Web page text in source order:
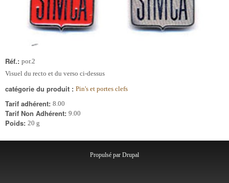
Réf.: por.2
Visuel du recto et du verso ci-dessus
catégorie du produit : Pin's et portes clefs
Tarif adhérent: 8.00
Tarif Non Adhérent: 9.00
Poids: 20 g
Propulsé par Drupal